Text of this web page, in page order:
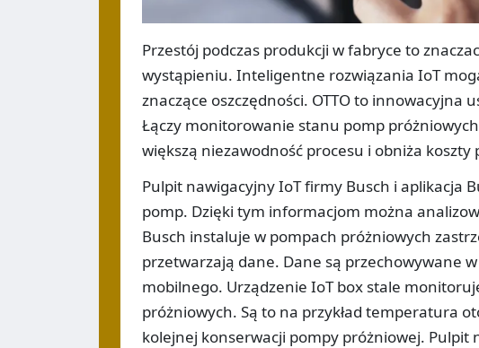
Przestój podczas produkcji w fabryce to
wystąpieniu. Inteligentne rozwiązania IoT
znaczące oszczędności. OTTO to innowacyjna
Łączy monitorowanie stanu pomp
większą niezawodność procesu i obniża
Pulpit nawigacyjny IoT firmy Busch i aplikacja
pomp. Dzięki tym informacjom można
Busch instaluje w pompach próżniowych
przetwarzają dane. Dane są przechowywane
mobilnego. Urządzenie IoT box stale
próżniowych. Są to na przykład temperatura
kolejnej konserwacji pompy próżniowej.